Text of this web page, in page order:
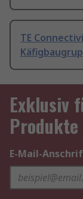
TE
Exklusiv
Produkte
E-Mail-